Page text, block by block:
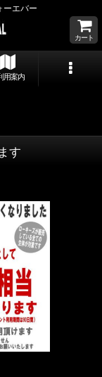
ーエバー
カート
用案内
す